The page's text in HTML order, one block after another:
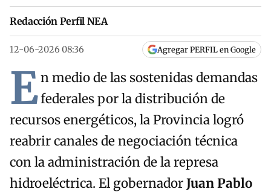
Redacción Perfil NEA
12-06-2026 08:36 Agregar PERFIL en Google
En medio de las sostenidas demandas
federales por la distribución de
recursos energéticos, la Provincia logró
reabrir canales de negociación técnica
con la administración de la represa
hidroeléctrica. El gobernadorJuan Pablo